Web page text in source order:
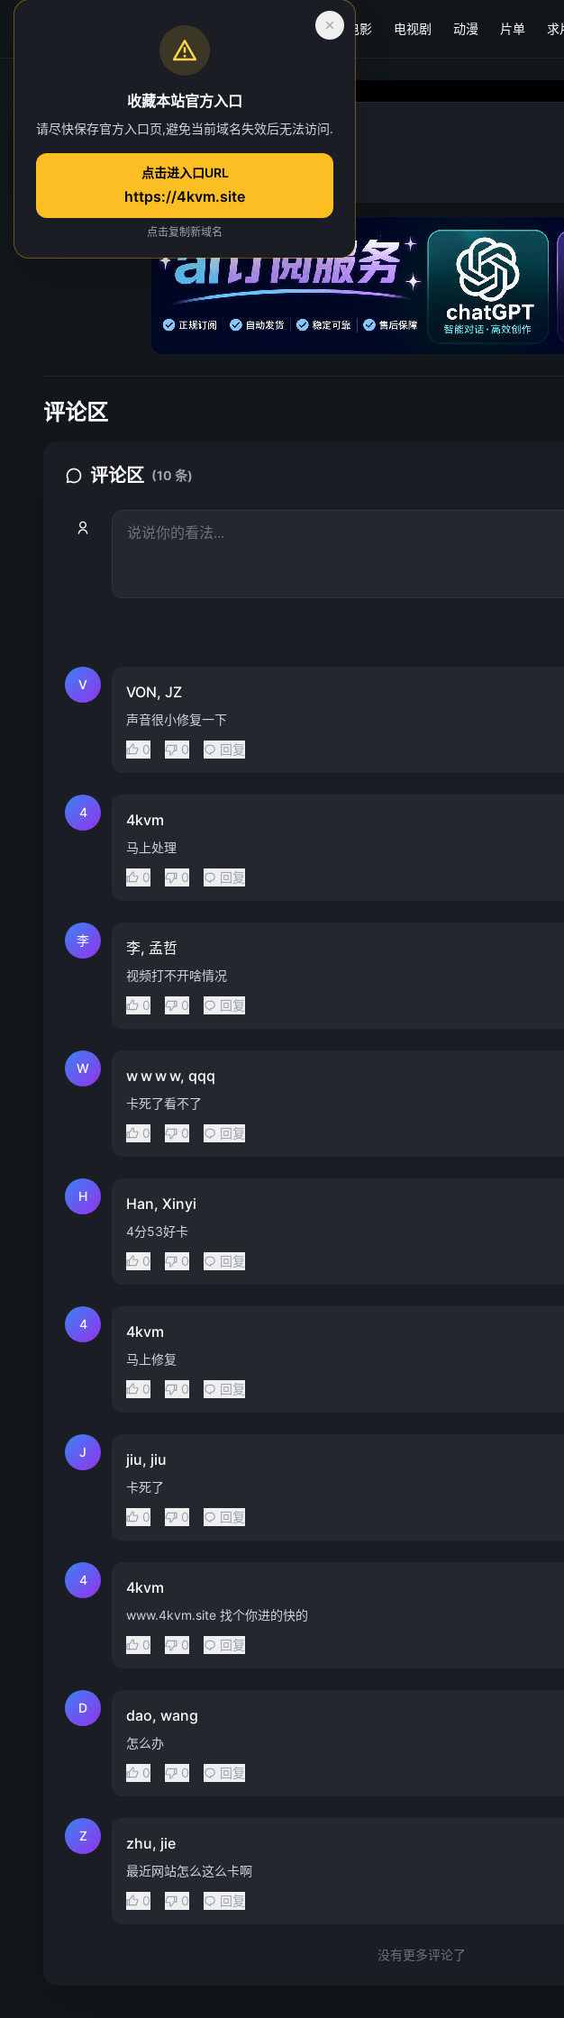
首页 电影 电视剧 动漫 片单 求
请先登录并开通VIP会员
重试 关闭
沙丘
评论区
评论区 (10 条)
V VON, JZ
声音很小修复一下
0
0 回复
4 4kvm
马上处理
0
0 回复
李 李, 孟哲
视频打不开啥情况
0
0 回复
W w w w w, qqq
卡死了看不了
0
0 回复
H Han, Xinyi
4分53好卡
0
0 回复
4 4kvm
马上修复
0
0 回复
J jiu, jiu
卡死了
0
0 回复
4 4kvm
www.4kvm.site 找个你进的快的
0
0 回复
D dao, wang
怎么办
0
0 回复
Z zhu, jie
最近网站怎么这么卡啊
0
0 回复
没有更多评论了
收藏本站官方入口
请尽快保存官方入口页,避免当前域名失效后无法访问.
点击进入口URL
https://4kvm.site
点击复制新域名